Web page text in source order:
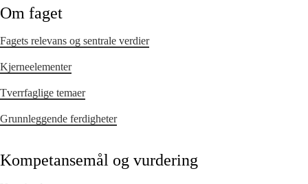
Om faget
Fagets relevans og sentrale verdier
Kjerneelementer
Tverrfaglige temaer
Grunnleggende ferdigheter
Kompetansemål og vurdering